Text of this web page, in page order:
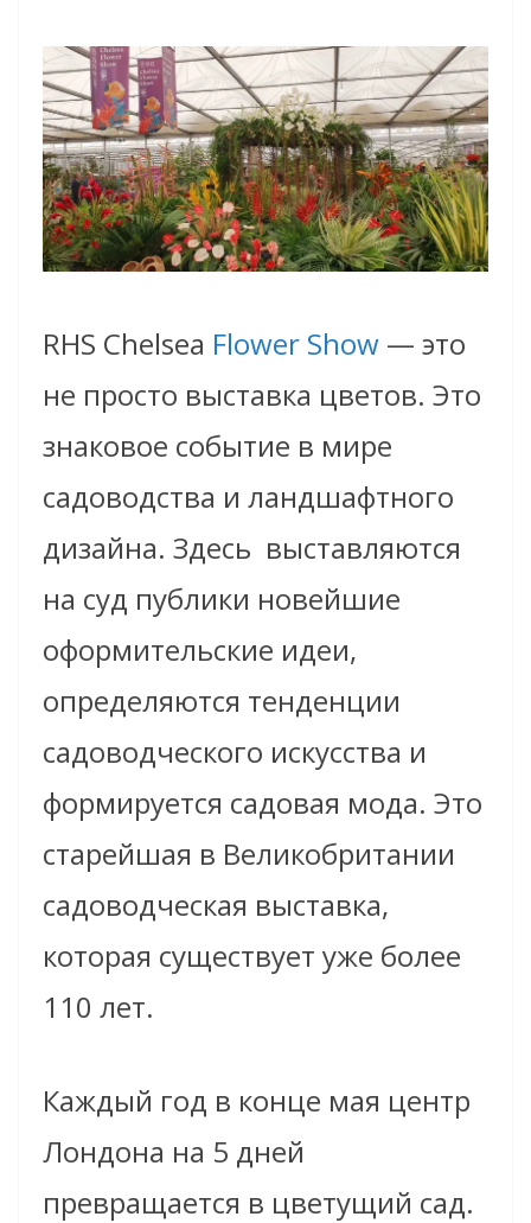
RHS Chelsea Flower Show — это
не просто выставка цветов. Это
знаковое событие в мире
садоводства и ландшафтного
дизайна. Здесь выставляются
на суд публики новейшие
оформительские идеи,
определяются тенденции
садоводческого искусства и
формируется садовая мода. Это
старейшая в Великобритании
садоводческая выставка,
которая существует уже более
110 лет.
Каждый год в конце мая центр
Лондона на 5 дней
превращается в цветущий сад.